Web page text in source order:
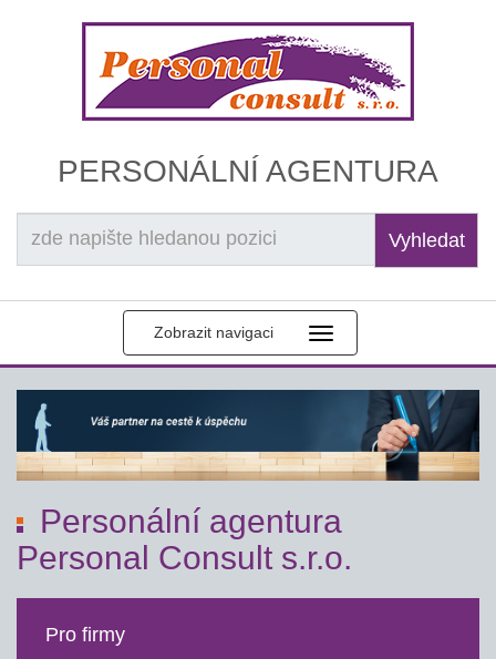
PERSONÁLNÍ AGENTURA
Vyhledat
Zobrazit navigaci
Personální agentura
Personal Consult s.r.o.
Pro firmy